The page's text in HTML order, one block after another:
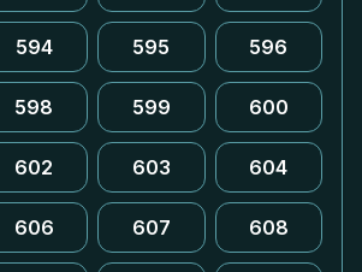
594 595 596
598 599 600
602 603 604
606 607 608